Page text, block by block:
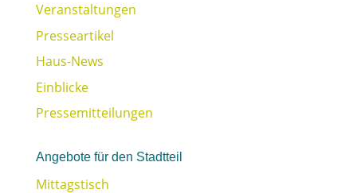
Veranstaltungen
Presseartikel
Haus-News
Einblicke
Pressemitteilungen
Angebote für den Stadtteil
Mittagstisch